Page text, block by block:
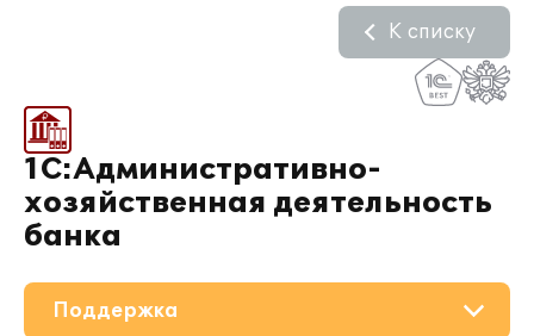
1С:Административно-
хозяйственная деятельность
банка
К списку
Поддержка